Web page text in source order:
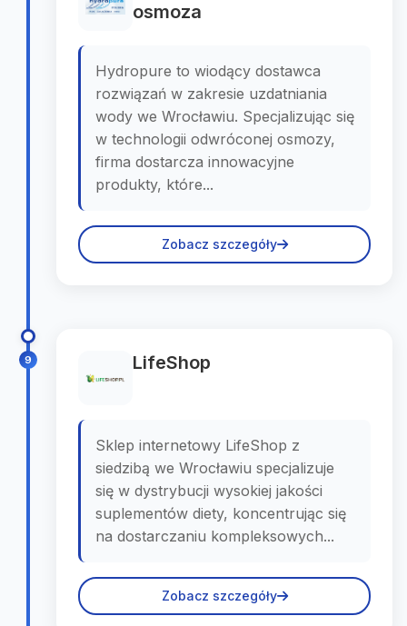
osmoza
Hydropure to wiodący dostawca
rozwiązań w zakresie uzdatniania
wody we Wrocławiu. Specjalizując się
w technologii odwróconej osmozy,
firma dostarcza innowacyjne
produkty, które...
Zobacz szczegóły
9 LifeShop
Sklep internetowy LifeShop z
siedzibą we Wrocławiu specjalizuje
się w dystrybucji wysokiej jakości
suplementów diety, koncentrując się
na dostarczaniu kompleksowych...
Zobacz szczegóły